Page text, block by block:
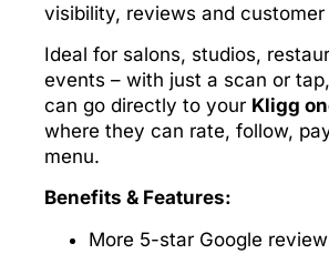
visibility, reviews and
Ideal for salons, studios,
events – with just a scan or
can go directly to your Kligg
where they can rate, follow,
menu.
Benefits & Features:
More 5-star Google